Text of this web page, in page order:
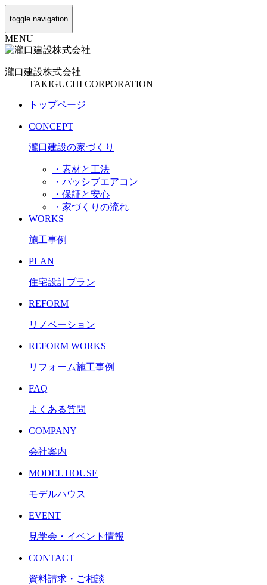
toggle navigation
MENU
瀧口建設株式会社
TAKIGUCHI CORPORATION
トップページ
CONCEPT
瀧口建設の家づくり
・素材と工法
・パッシブエアコン
・保証と安心
・家づくりの流れ
WORKS
施工事例
PLAN
住宅設計プラン
REFORM
リノベーション
REFORM WORKS
リフォーム施工事例
FAQ
よくある質問
COMPANY
会社案内
MODEL HOUSE
モデルハウス
EVENT
見学会・イベント情報
CONTACT
資料請求・ご相談